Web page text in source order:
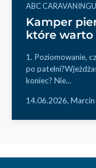
ABC CARAVANINGU
Kamper
które warto
1. Poziomowanie,
po
koniec? Nie...
14.06.2026,